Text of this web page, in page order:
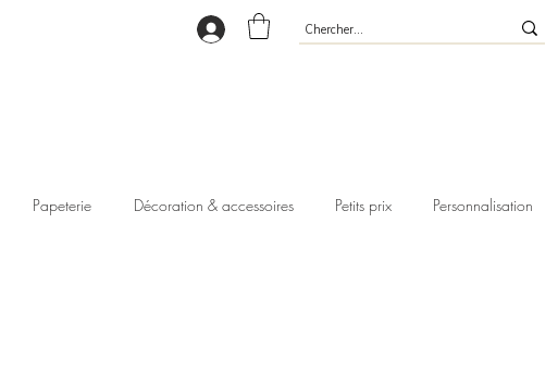
Papeterie Décoration & accessoires Petits prix Personnalisation